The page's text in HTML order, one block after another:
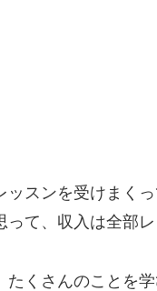
スンを受けまくっ
って、収入は全部
たくさんのことを